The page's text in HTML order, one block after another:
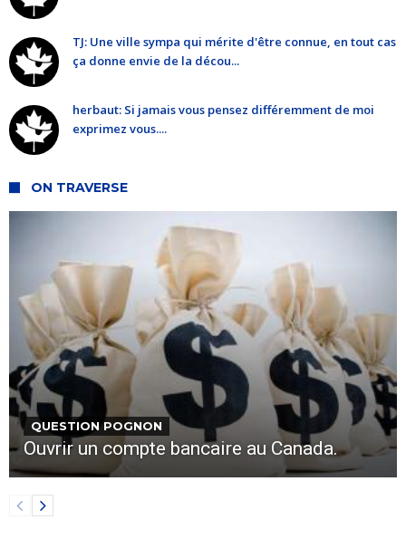
TJ: Une ville sympa qui mérite d'être connue, en tout cas
ça donne envie de la décou...
herbaut: Si jamais vous pensez différemment de moi
exprimez vous....
ON TRAVERSE
QUESTION POGNON
Ouvrir un compte bancaire au Canada.